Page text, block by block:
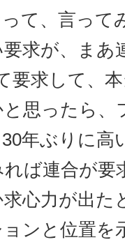
て、言って
求が、まあ
要求して、
思ったら、
年ぶりに高
ば連合が要
心力が出た
ンと位置を